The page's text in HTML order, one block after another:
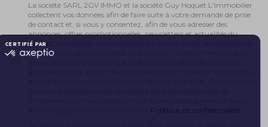
La société SARL 2GV IMMO et la société Guy Hoquet L'immobilier
collectent vos données afin de faire suite à votre demande de prise
de contact et, si vous y consentez, afin de vous adresser des
annonces, offres promotionnelles, newsletters et actualités du
réseau Guy Hoquet. Vous disposez du droit d'accès, de rectification,
de limitation, à la portabilité, d'opposition, d'effacement, droit de